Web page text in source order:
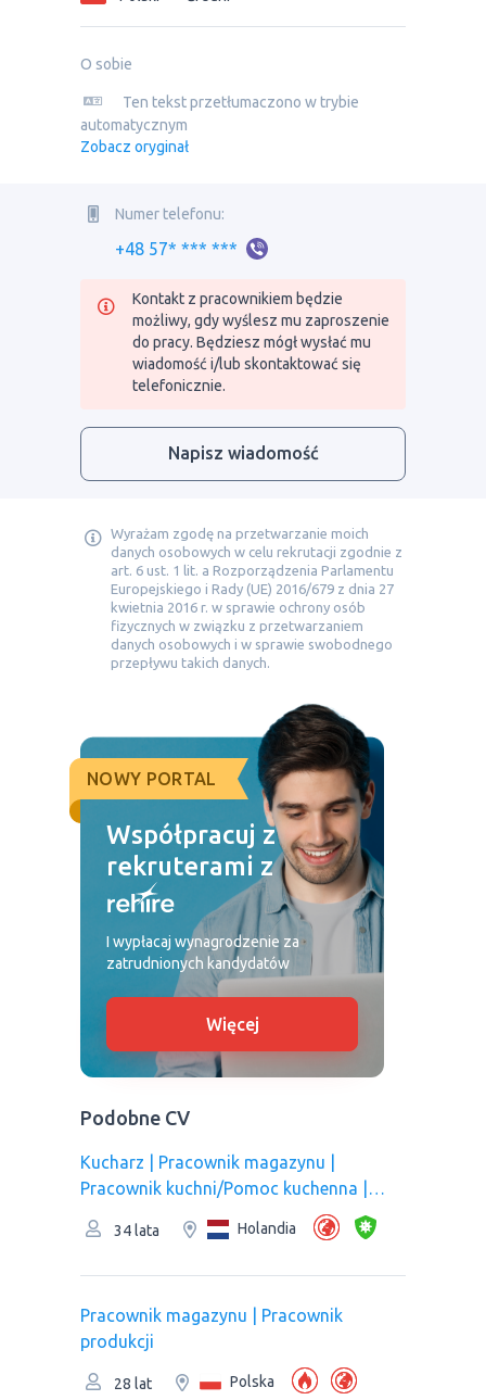
O sobie
Ten tekst przetłumaczono w trybie
automatycznym
Zobacz oryginał
Numer telefonu:
+48 57* *** ***
Kontakt z pracownikiem będzie
możliwy, gdy wyślesz mu zaproszenie
do pracy. Będziesz mógł wysłać mu
wiadomość i/lub skontaktować się
telefonicznie.
Napisz wiadomość
Wyrażam zgodę na przetwarzanie moich
danych osobowych w celu rekrutacji zgodnie z
art. 6 ust. 1 lit. a Rozporządzenia Parlamentu
Europejskiego i Rady (UE) 2016/679 z dnia 27
kwietnia 2016 r. w sprawie ochrony osób
fizycznych w związku z przetwarzaniem
danych osobowych i w sprawie swobodnego
przepływu takich danych.
NOWY PORTAL
Współpracuj z
rekruterami z
I wypłacaj wynagrodzenie za
zatrudnionych kandydatów
Więcej
Podobne CV
Kucharz | Рracownik magazynu |
Pracownik kuchni/Pomoc kuchenna |
34 lata Holandia
Рracownik magazynu | Pracownik
produkcji
28 lat Polska